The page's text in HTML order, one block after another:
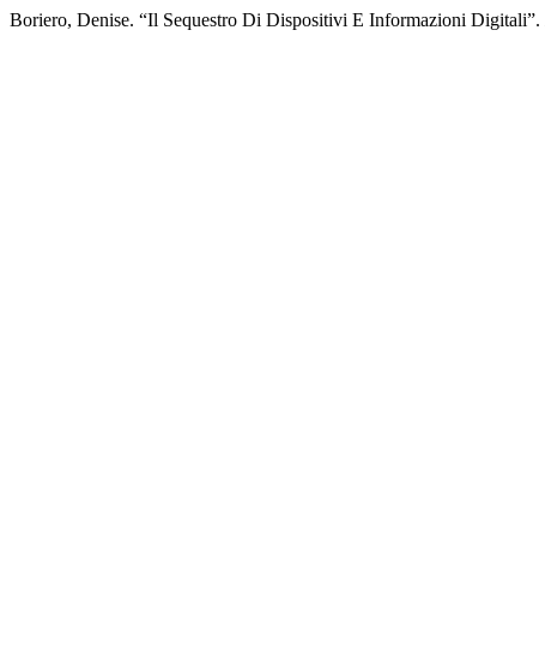
Boriero, Denise. “Il Sequestro Di Dispositivi E Informazioni Digitali”.